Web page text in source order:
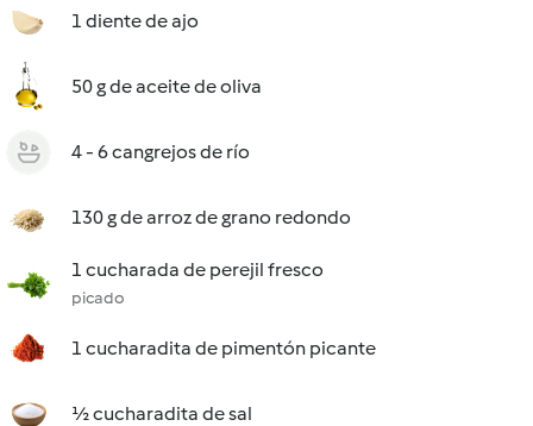
1 diente de ajo
50 g de aceite de oliva
4 - 6 cangrejos de río
130 g de arroz de grano redondo
1 cucharada de perejil fresco
picado
1 cucharadita de pimentón picante
½ cucharadita de sal